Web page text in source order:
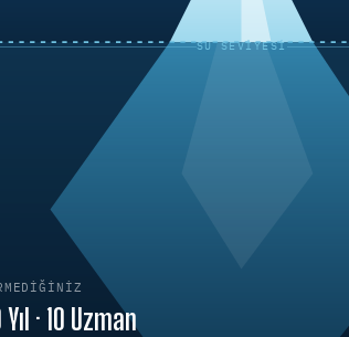
SU SEVIYESI
· 10 Uzman